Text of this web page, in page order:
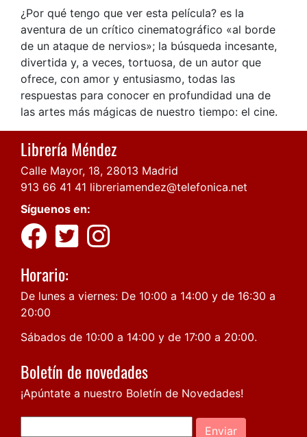
¿Por qué tengo que ver esta película? es la
aventura de un crítico cinematográfico «al borde
de un ataque de nervios»; la búsqueda incesante,
divertida y, a veces, tortuosa, de un autor que
ofrece, con amor y entusiasmo, todas las
respuestas para conocer en profundidad una de
las artes más mágicas de nuestro tiempo: el cine.
Librería Méndez
Calle Mayor, 18, 28013 Madrid
913 66 41 41 libreriamendez@telefonica.net
Síguenos en:
Horario:
De lunes a viernes: De 10:00 a 14:00 y de 16:30 a
20:00
Sábados de 10:00 a 14:00 y de 17:00 a 20:00.
Boletín de novedades
¡Apúntate a nuestro Boletín de Novedades!
Enviar